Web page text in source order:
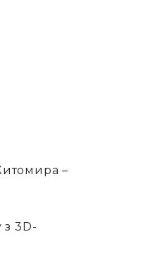
–
з 3D-